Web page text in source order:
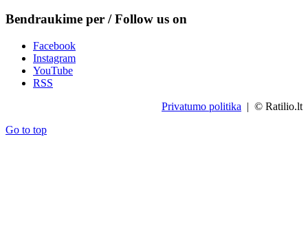
Bendraukime per / Follow us on
Facebook
Instagram
YouTube
RSS
Privatumo politika | © Ratilio.lt
Go to top